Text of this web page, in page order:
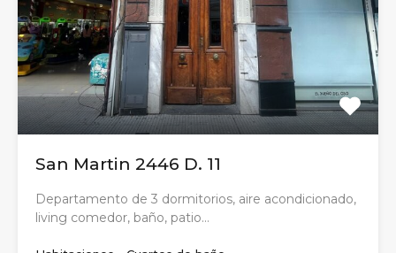
San Martin 2446 D. 11
Departamento de 3 dormitorios, aire acondicionado,
living comedor, baño, patio…